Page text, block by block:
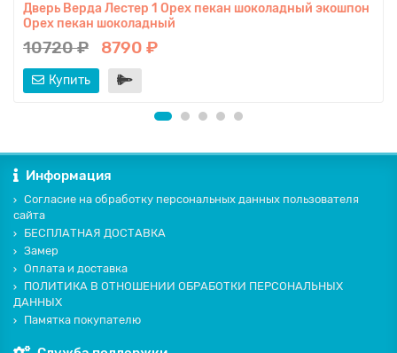
Дверь Верда Лестер 1 Орех пекан шоколадный экошпон
Орех пекан шоколадный
10720 ₽ 8790 ₽
Купить
Информация
Согласие на обработку персональных данных пользователя
сайта
БЕСПЛАТНАЯ ДОСТАВКА
Замер
Оплата и доставка
ПОЛИТИКА В ОТНОШЕНИИ ОБРАБОТКИ ПЕРСОНАЛЬНЫХ
ДАННЫХ
Памятка покупателю